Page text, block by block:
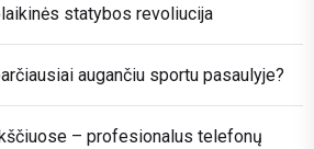
statybos revoliucija
augančiu sportu pasaulyje?
– profesionalus telefonų